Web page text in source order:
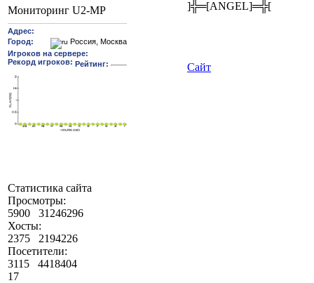
Мониторинг U2-MP
Статистика сайта
Просмотры:
5900
31246296
Хосты:
2375
2194226
Посетители:
3115
4418404
17
]╬═[ANGEL]═╬[
Сайт